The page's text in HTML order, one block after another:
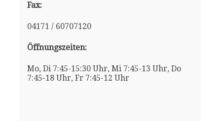
Fax:
04171 / 60707120
Öffnungszeiten:
Mo, Di 7:45-15:30 Uhr, Mi 7:45-13 Uhr, Do
7:45-18 Uhr, Fr 7:45-12 Uhr